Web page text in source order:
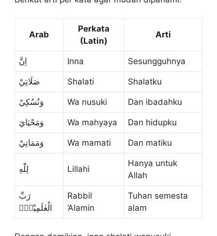
Arab
Perkata
(Latin)
Arti
اِنَّ Inna Sesungguhnya
صَلَاتِيْ Shalati Shalatku
وَنُسُكِيْ Wa nusuki Dan ibadahku
وَمَحْيَايَ Wa mahyaya Dan hidupku
وَمَمَاتِيْ Wa mamati Dan matiku
لِلّٰهِ Lillahi
Hanya untuk
Allah
رَبِّ
الْعٰلَمِيْنَۙ
Rabbil
‘Alamin
Tuhan semesta
alam